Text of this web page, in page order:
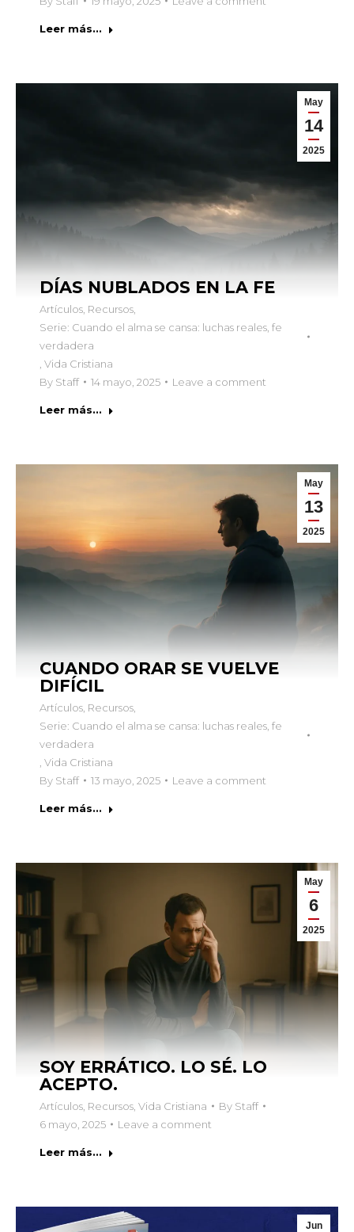
Leer más...
May
14
2025
DÍAS NUBLADOS EN LA FE
Artículos Recursos
Serie: Cuando el alma se cansa: luchas reales, fe
verdadera
Vida Cristiana
By Staff 14 mayo, 2025 Leave a comment
Leer más...
May
13
2025
CUANDO ORAR SE VUELVE
DIFÍCIL
Artículos Recursos
Serie: Cuando el alma se cansa: luchas reales, fe
verdadera
Vida Cristiana
By Staff 13 mayo, 2025 Leave a comment
Leer más...
May
6
2025
SOY ERRÁTICO. LO SÉ. LO
ACEPTO.
Artículos Recursos Vida Cristiana By Staff
6 mayo, 2025
Leave a comment
Leer más...
Jun